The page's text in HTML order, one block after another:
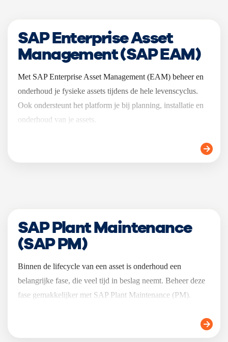
SAP Enterprise Asset
Management (SAP EAM)
Met SAP Enterprise Asset Management (EAM) beheer en
onderhoud je fysieke assets tijdens de hele levenscyclus.
Ook ondersteunt het platform je bij planning, installatie en
onderhoud van je assets.
SAP Plant Maintenance
(SAP PM)
Binnen de lifecycle van een asset is onderhoud een
belangrijke fase, die veel tijd in beslag neemt. Beheer deze
fase gemakkelijker met SAP Plant Maintenance (PM).